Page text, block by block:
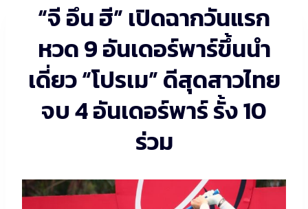
“จี อึน ฮี” เปิดฉากวันแรก
หวด 9 อันเดอร์พาร์ขึ้นนำ
เดี่ยว “โปรเม” ดีสุดสาวไทย
จบ 4 อันเดอร์พาร์ รั้ง 10
ร่วม